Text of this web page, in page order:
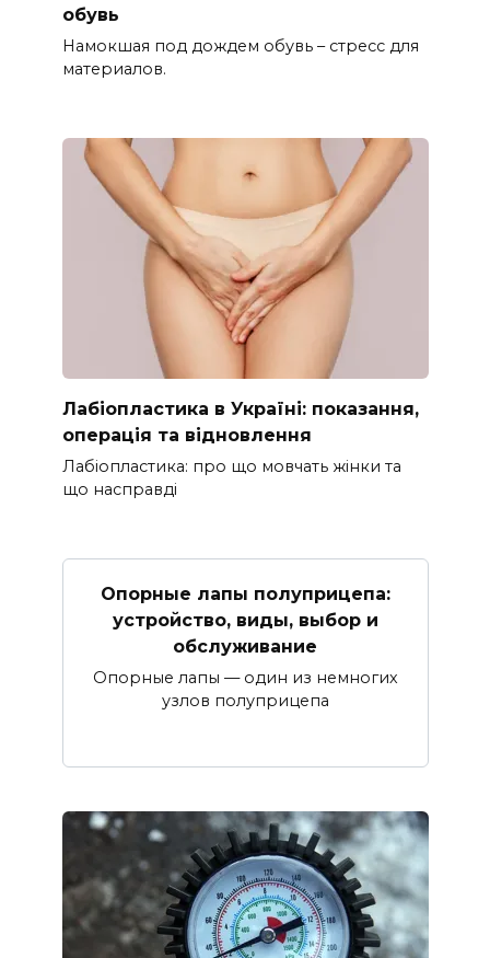
обувь
Намокшая под дождем обувь – стресс для
материалов.
Лабіопластика в Україні: показання,
операція та відновлення
Лабіопластика: про що мовчать жінки та
що насправді
Опорные лапы полуприцепа:
устройство, виды, выбор и
обслуживание
Опорные лапы — один из немногих
узлов полуприцепа